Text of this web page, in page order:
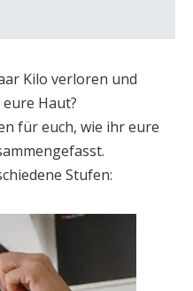
Kilo verloren und
Haut?
für euch, wie ihr eure
Stufen: